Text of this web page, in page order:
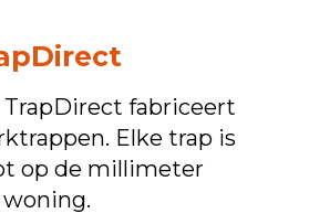
TrapDirect fabriceert
Elke trap is
op de millimeter